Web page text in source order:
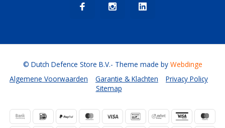
Algemene Voorwaarden Garantie & Klachten
Privacy Policy
Sitemap
© Dutch Defence Store B.V.- Theme made by Webdinge